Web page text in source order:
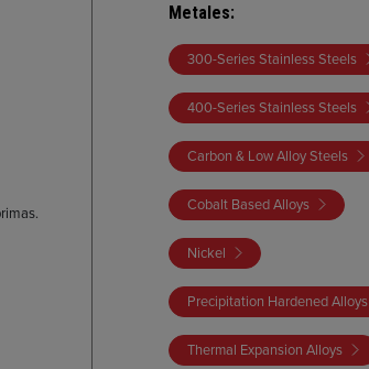
Metales:
300-Series Stainless Steels
400-Series Stainless Steels
Carbon & Low Alloy Steels
Cobalt Based Alloys
Nickel
Precipitation Hardened Alloys
Thermal Expansion Alloys